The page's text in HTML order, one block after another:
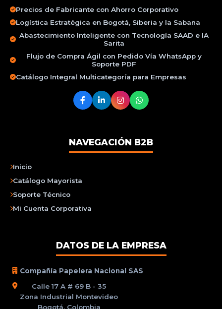
Precios de Fabricante con Ahorro Corporativo
Logística Estratégica en Bogotá, Siberia y la Sabana
Abastecimiento Inteligente con Tecnología SAAD e IA
Sarita
Flujo de Compra Ágil con Pedido Vía WhatsApp y
Soporte PDF
Catálogo Integral Multicategoría para Empresas
NAVEGACIÓN B2B
Inicio
Catálogo Mayorista
Soporte Técnico
Mi Cuenta Corporativa
DATOS DE LA EMPRESA
Compañía Papelera Nacional SAS
Calle 17 A # 69 B - 35
Zona Industrial Montevideo
Bogotá, Colombia